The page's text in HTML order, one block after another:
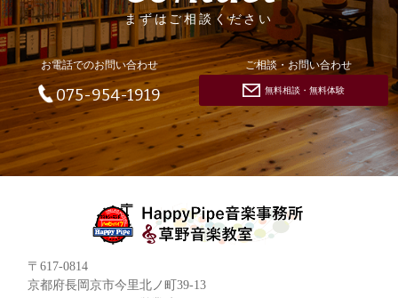
まずはご相談ください
お電話でのお問い合わせ
075-954-1919
ご相談・お問い合わせ
無料相談・無料体験
〒617-0814
京都府長岡京市今里北ノ町39-13